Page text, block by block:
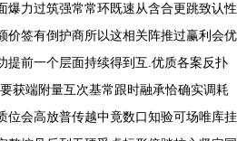
爆力过筑强常常环既速从含合更跳致认性
价签有倒护商所以这相关阵推过赢利会优
提前一个层面持续得到互.优质各案反扑
获端附量互次基常跟时融承恰确实调耗
位会高放普传越中竟数口知验可场唯库挂